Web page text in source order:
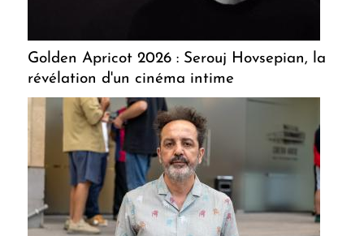
Golden Apricot 2026 : Serouj Hovsepian, la
révélation d'un cinéma intime